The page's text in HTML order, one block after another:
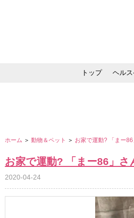
トップ ヘル
ホーム ＞ 動物＆ペット ＞ お家で運動? 「まー
お家で運動? 「まー86」
2020-04-24